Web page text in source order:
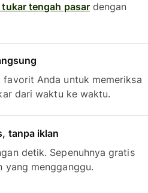
tukar tengah pasardengan
favorit Anda untuk memeriksa
dari waktu ke waktu.
tanpa iklan
detik. Sepenuhnya gratis
yang mengganggu.